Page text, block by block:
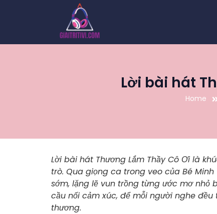
Lời bài hát
Home
Lời bài hát Thương Lắm Thầy Cô Ơi là
trò. Qua giọng ca trong veo của Bé
sớm, lặng lẽ vun trồng từng ước mơ
cầu nối cảm xúc, để mỗi người nghe
thương.